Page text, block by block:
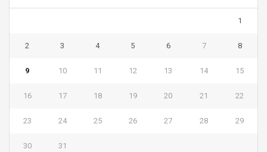
1
2 3 4 5 6 7 8
9 10 11 12 13 14 15
16 17 18 19 20 21 22
23 24 25 26 27 28 29
30 31